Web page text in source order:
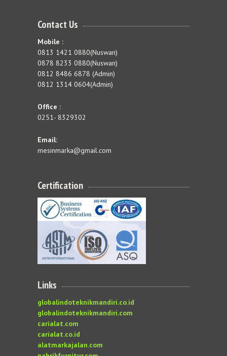
Contact Us
Mobile :
0813 1421 0880(Nuswan)
0878 8233 0880(Nuswan)
0812 8486 6878 (Admin)
0812 1314 0604(Admin)
Office :
0251- 8329302
Email:
mesinmarka@gmail.com
Certification
Links
globalindoteknikmandiri.co.id
globalindoteknikmandiri.com
carialat.com
carialat.co.id
alatmarkajalan.com